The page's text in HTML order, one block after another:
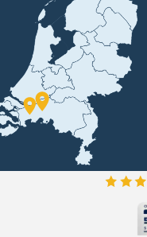
Bekijk